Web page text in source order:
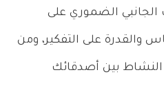
الجانبي الضموري على
والقدرة على التفكير، ومن
بين أصدقائك